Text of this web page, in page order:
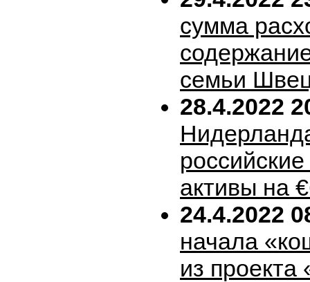
сумма
семьи
28.4.2022
активы на
24.4.2022
начала
из